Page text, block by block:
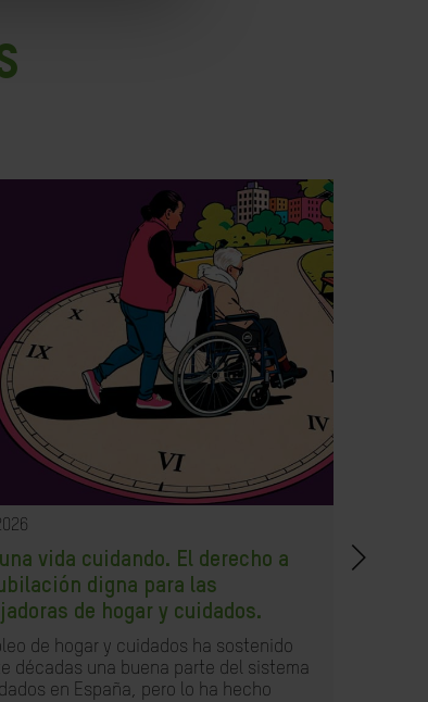
una vida cuidando. El derecho a
digna para las
de hogar y cuidados.
de hogar y cuidados ha sostenido
décadas una buena parte del sistema
en España, pero lo ha hecho